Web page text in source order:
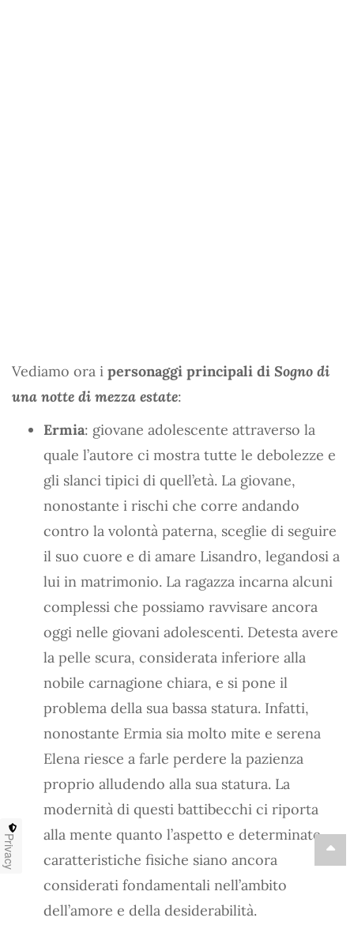
Vediamo ora i personaggi principali di Sogno di
una notte di mezza estate:
Ermia: giovane adolescente attraverso la
quale l’autore ci mostra tutte le debolezze e
gli slanci tipici di quell’età. La giovane,
nonostante i rischi che corre andando
contro la volontà paterna, sceglie di seguire
il suo cuore e di amare Lisandro, legandosi a
lui in matrimonio. La ragazza incarna alcuni
complessi che possiamo ravvisare ancora
oggi nelle giovani adolescenti. Detesta avere
la pelle scura, considerata inferiore alla
nobile carnagione chiara, e si pone il
problema della sua bassa statura. Infatti,
nonostante Ermia sia molto mite e serena
Elena riesce a farle perdere la pazienza
proprio alludendo alla sua statura. La
modernità di questi battibecchi ci riporta
alla mente quanto l’aspetto e determinate
caratteristiche fisiche siano ancora
considerati fondamentali nell’ambito
dell’amore e della desiderabilità.
Privacy